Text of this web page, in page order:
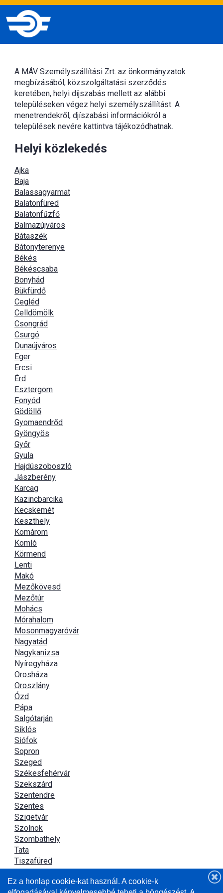
A MÁV Személyszállítási Zrt. az önkormányzatok
megbízásából, közszolgáltatási szerződés
keretében, helyi díjszabás mellett az alábbi
településeken végez helyi személyszállítást. A
menetrendekről, djíszabási információkról a
települések nevére kattintva tájékozódhatnak.
Helyi közlekedés
Ajka
Baja
Balassagyarmat
Balatonfüred
Balatonfűzfő
Balmazújváros
Bátaszék
Bátonyterenye
Békés
Békéscsaba
Bonyhád
Bükfürdő
Cegléd
Celldömölk
Csongrád
Csurgó
Dunaújváros
Eger
Ercsi
Érd
Esztergom
Fonyód
Gödöllő
Gyomaendrőd
Gyöngyös
Győr
Gyula
Hajdúszoboszló
Jászberény
Karcag
Kazincbarcika
Kecskemét
Keszthely
Komárom
Komló
Körmend
Lenti
Makó
Mezőkövesd
Mezőtúr
Mohács
Mórahalom
Mosonmagyaróvár
Nagyatád
Nagykanizsa
Nyíregyháza
Orosháza
Oroszlány
Ózd
Pápa
Salgótarján
Siklós
Siófok
Sopron
Szeged
Székesfehérvár
Szekszárd
Szentendre
Szentes
Szigetvár
Szolnok
Szombathely
Tata
Tiszafüred
Újszász
Ez a honlap cookie-kat használ. A cookie-k